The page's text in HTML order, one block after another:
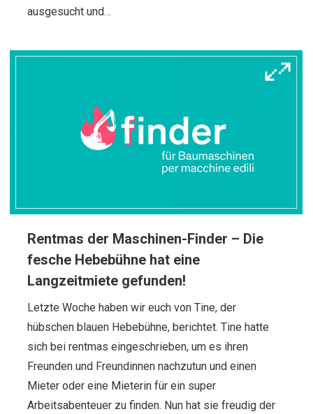
ausgesucht und…
Rentmas der Maschinen-Finder – Die
fesche Hebebühne hat eine
Langzeitmiete gefunden!
Letzte Woche haben wir euch von Tine, der
hübschen blauen Hebebühne, berichtet. Tine hatte
sich bei rentmas eingeschrieben, um es ihren
Freunden und Freundinnen nachzutun und einen
Mieter oder eine Mieterin für ein super
Arbeitsabenteuer zu finden. Nun hat sie freudig der